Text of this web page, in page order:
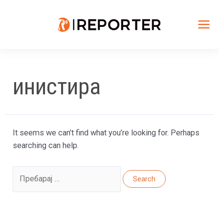
инистира
It seems we can’t find what you’re looking for. Perhaps
searching can help.